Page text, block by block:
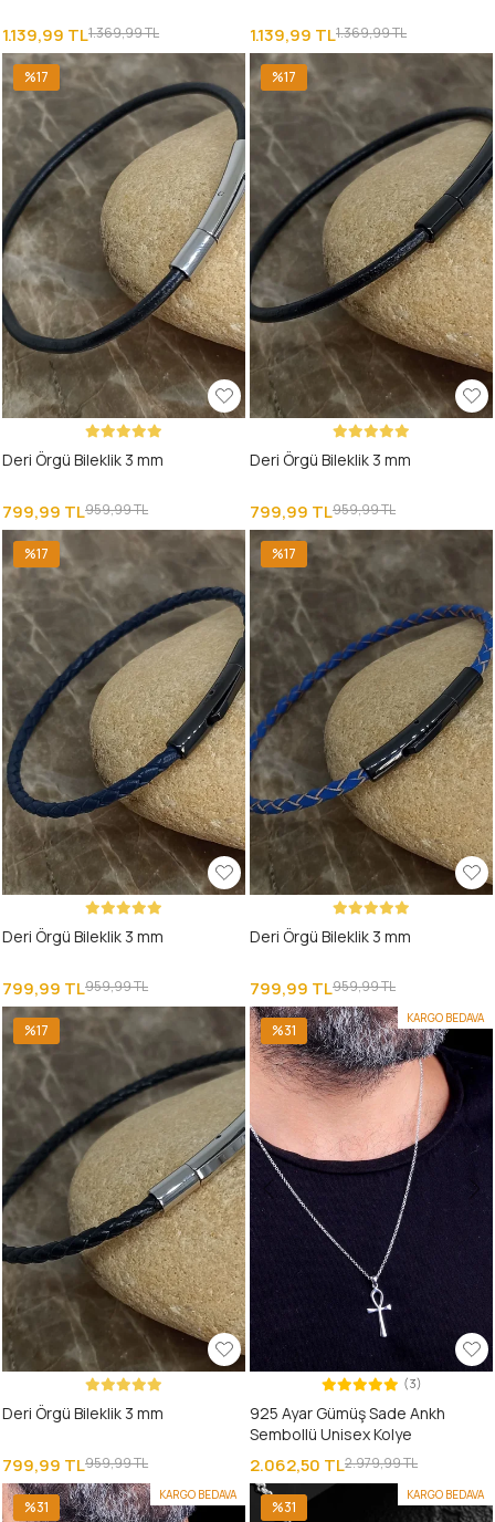
1.139,99 TL1.369,99 TL 1.139,99 TL1.369,99 TL
%17
Deri Örgü Bileklik 3 mm
799,99 TL959,99 TL
%17
Deri Örgü Bileklik 3 mm
799,99 TL959,99 TL
%17
Deri Örgü Bileklik 3 mm
799,99 TL959,99 TL
%17
Deri Örgü Bileklik 3 mm
799,99 TL959,99 TL
%17
Deri Örgü Bileklik 3 mm
799,99 TL959,99 TL
KARGO BEDAVA
%31
(3)
925 Ayar Gümüş Sade Ankh
Sembollü Unisex Kolye
2.062,50 TL2.979,99 TL
KARGO BEDAVA
%31
KARGO BEDAVA
%31